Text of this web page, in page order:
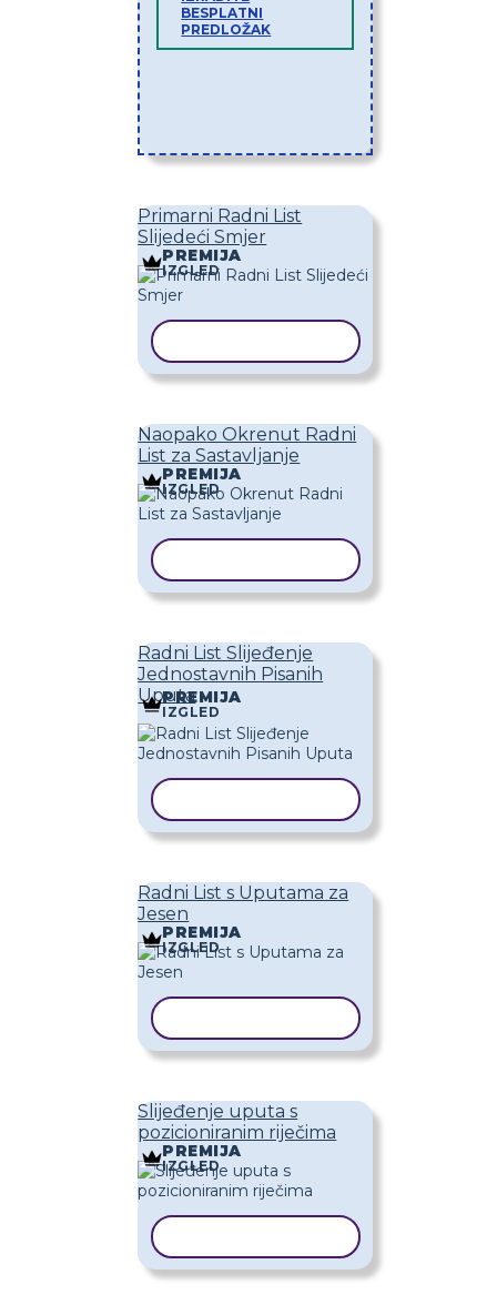
BESPLATNI
PREDLOŽAK
Primarni Radni List
Slijedeći Smjer
PREMIJA
IZGLED
Naopako Okrenut Radni
List za Sastavljanje
PREMIJA
IZGLED
Radni List Slijeđenje
Jednostavnih Pisanih
Uputa
PREMIJA
IZGLED
Radni List s Uputama za
Jesen
PREMIJA
IZGLED
Slijeđenje uputa s
pozicioniranim riječima
PREMIJA
IZGLED